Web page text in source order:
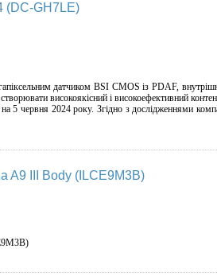
(DC-GH7LE)
датчиком BSI CMOS із PDAF,
високоякісний і високоефективний
5 червня 2024 року. Згідно з дослідженнями
A9 III Body (ILCE9M3B)